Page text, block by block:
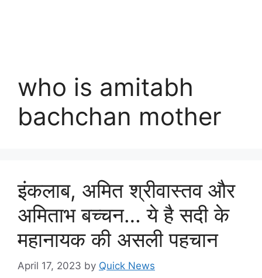
who is amitabh
bachchan mother
इंकलाब, अमित श्रीवास्तव और
अमिताभ बच्चन… ये है सदी के
महानायक की असली पहचान
April 17, 2023 by Quick News